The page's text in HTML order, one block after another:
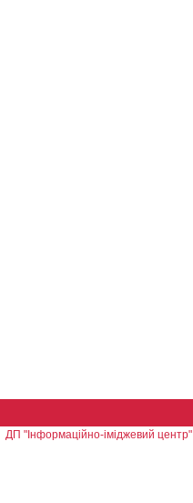
ДП "Інформаційно-іміджевий центр"